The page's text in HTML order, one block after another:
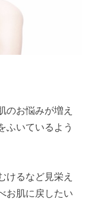
のお悩みが増え
ふいているよう
けるなど見栄え
お肌に戻したい